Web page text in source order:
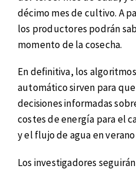
décimo mes de cultivo. A
los productores podrán
momento de la cosecha.
En definitiva, los
automático sirven para
decisiones informadas
costes de energía para el
y el flujo de agua en
Los investigadores